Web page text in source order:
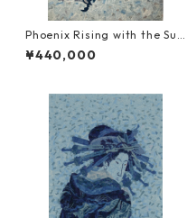
Phoenix Rising with the Sun
Original Artwork (NFT Certi
fied | One of a Kind)
¥440,000